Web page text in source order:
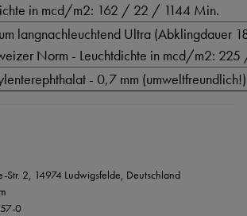
in mcd/m2: 162 / 22 / 1144 Min.
langnachleuchtend Ultra (Abklingdauer
Norm - Leuchtdichte in mcd/m2:
- 0,7 mm (umweltfreundlich!)
Str. 2, 14974 Ludwigsfelde, Deutschland
0